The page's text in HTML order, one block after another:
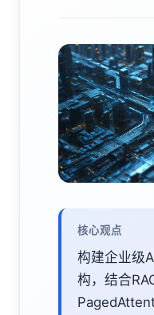
核心观点
构建企业级
构，结合